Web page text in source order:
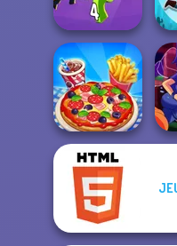
Mini Springs
Merge 2048 Gun
Rush
Cooking Live